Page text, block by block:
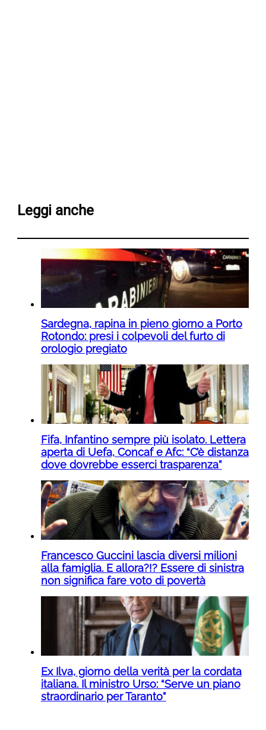
Leggi anche
Sardegna, rapina in pieno giorno a Porto
Rotondo: presi i colpevoli del furto di
orologio pregiato
Fifa, Infantino sempre più isolato. Lettera
aperta di Uefa, Concaf e Afc: “C’è distanza
dove dovrebbe esserci trasparenza”
Francesco Guccini lascia diversi milioni
alla famiglia. E allora?!? Essere di sinistra
non significa fare voto di povertà
Ex Ilva, giorno della verità per la cordata
italiana. Il ministro Urso: “Serve un piano
straordinario per Taranto”